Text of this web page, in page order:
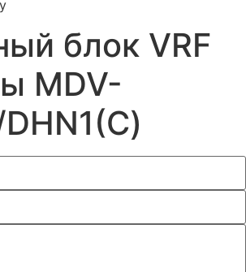
блок VRF
MDV-